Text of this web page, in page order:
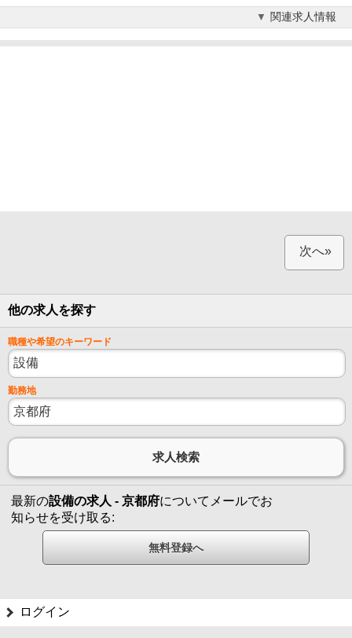
関連求人情報
次へ»
他の求人を探す
職種や希望のキーワード
勤務地
最新の設備の求人 - 京都府についてメールでお
知らせを受け取る:
ログイン